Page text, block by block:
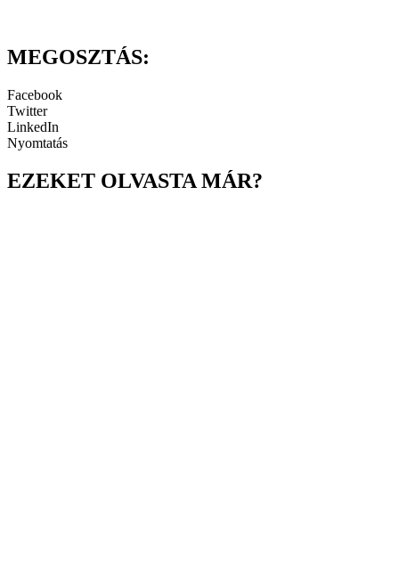
MEGOSZTÁS:
Facebook
Twitter
LinkedIn
Nyomtatás
EZEKET OLVASTA MÁR?